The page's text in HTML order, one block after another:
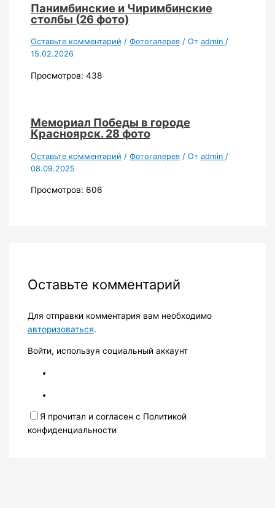
Панимбинские и Чиримбинские
столбы (26 фото)
Оставьте комментарий / Фотогалерея/ От admin /
15.02.2026
Просмотров: 438
Мемориал Победы в городе
Красноярск. 28 фото
Оставьте комментарий / Фотогалерея/ От admin /
08.09.2025
Просмотров: 606
Оставьте комментарий
Для отправки комментария вам необходимо
авторизоваться.
Войти, используя социальный аккаунт
Я прочитал и согласен с Политикой
конфиденциальности